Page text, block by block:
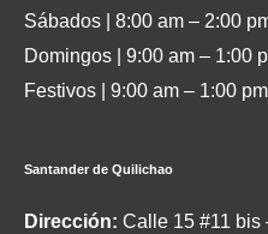
Sábados | 8:00 am – 2:00
Domingos | 9:00 am – 1:00
Festivos | 9:00 am – 1:00 pm
Santander de Quilichao
Dirección: Calle 15 #11 bis